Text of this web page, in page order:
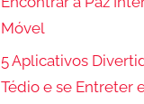
Móvel
5 Aplicativos
Tédio e se Entreter